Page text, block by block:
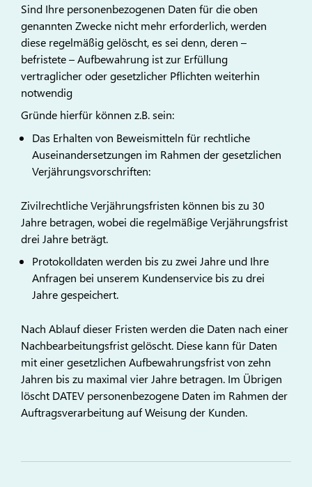
Sind Ihre personenbezogenen Daten für die oben
genannten Zwecke nicht mehr erforderlich, werden
diese regelmäßig gelöscht, es sei denn, deren –
befristete – Aufbewahrung ist zur Erfüllung
vertraglicher oder gesetzlicher Pflichten weiterhin
notwendig
Gründe hierfür können z.B. sein:
Das Erhalten von Beweismitteln für rechtliche
Auseinandersetzungen im Rahmen der gesetzlichen
Verjährungsvorschriften:
Zivilrechtliche Verjährungsfristen können bis zu 30
Jahre betragen, wobei die regelmäßige Verjährungsfrist
drei Jahre beträgt.
Protokolldaten werden bis zu zwei Jahre und Ihre
Anfragen bei unserem Kundenservice bis zu drei
Jahre gespeichert.
Nach Ablauf dieser Fristen werden die Daten nach einer
Nachbearbeitungsfrist gelöscht. Diese kann für Daten
mit einer gesetzlichen Aufbewahrungsfrist von zehn
Jahren bis zu maximal vier Jahre betragen. Im Übrigen
löscht DATEV personenbezogene Daten im Rahmen der
Auftragsverarbeitung auf Weisung der Kunden.